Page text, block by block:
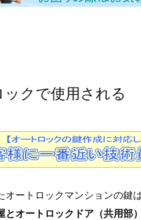
ックで使用される
オートロックマンションの鍵
とオートロックドア（共用部